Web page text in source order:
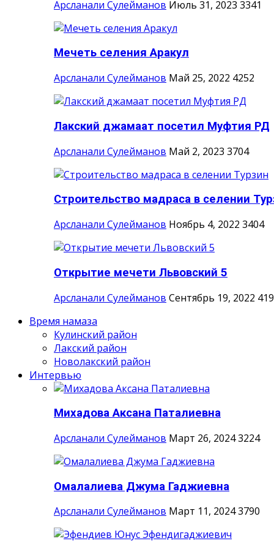
Арсланали Сулейманов Июль 31, 2023 3341
Мечеть селения Аракул
Арсланали Сулейманов Май 25, 2022 4252
Лакский джамаат посетил Муфтия РД
Арсланали Сулейманов Май 2, 2023 3704
Строительство мадраса в селении
Арсланали Сулейманов Ноябрь 4, 2022 3404
Открытие мечети Львовский 5
Арсланали Сулейманов Сентябрь 19, 2022
Время намаза
Кулинский район
Лакский район
Новолакский район
Интервью
Михадова Аксана Паталиевна
Арсланали Сулейманов Март 26, 20243224
Омалалиева Джума Гаджиевна
Арсланали Сулейманов Март 11, 20243790